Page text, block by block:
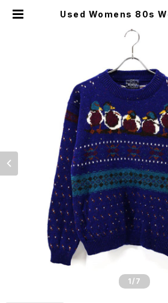
Used Womens 80s
nit Size M 古着 | ear
ulture store
1 /7